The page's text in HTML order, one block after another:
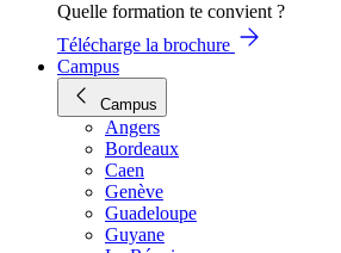
Quelle formation te convient ?
Télécharge la brochure
Campus
Campus
Angers
Bordeaux
Caen
Genève
Guadeloupe
Guyane